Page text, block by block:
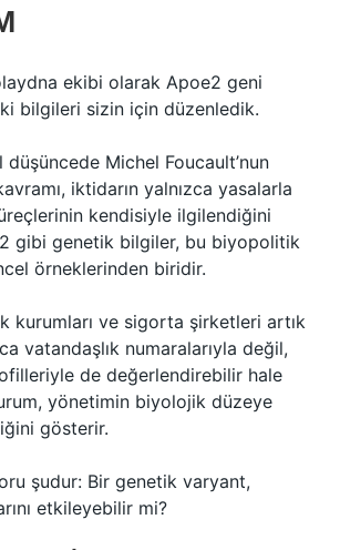
ekibi olarak Apoe2 geni
bilgileri sizin için düzenledik.
Michel Foucault’nun
iktidarın yalnızca yasalarla
kendisiyle ilgilendiğini
gibi genetik bilgiler, bu biyopolitik
örneklerinden biridir.
kurumları ve sigorta şirketleri artık
vatandaşlık numaralarıyla değil,
de değerlendirebilir hale
yönetimin biyolojik düzeye
gösterir.
şudur: Bir genetik varyant,
etkileyebilir mi?